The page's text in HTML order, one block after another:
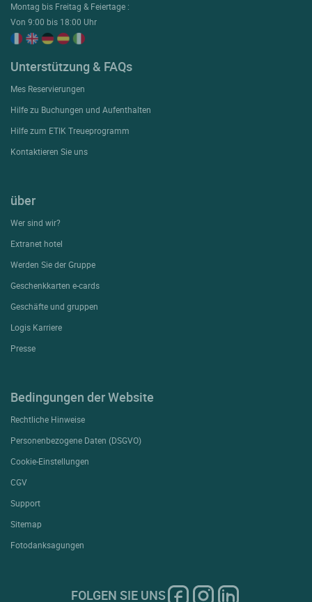
Montag bis Freitag & Feiertage :
Von 9:00 bis 18:00 Uhr
Unterstützung & FAQs
Mes Reservierungen
Hilfe zu Buchungen und Aufenthalten
Hilfe zum ETIK Treueprogramm
Kontaktieren Sie uns
über
Wer sind wir?
Extranet hotel
Werden Sie der Gruppe
Geschenkkarten e-cards
Geschäfte und gruppen
Logis Karriere
Presse
Bedingungen der Website
Rechtliche Hinweise
Personenbezogene Daten (DSGVO)
Cookie-Einstellungen
CGV
Support
Sitemap
Fotodanksagungen
FOLGEN SIE UNS